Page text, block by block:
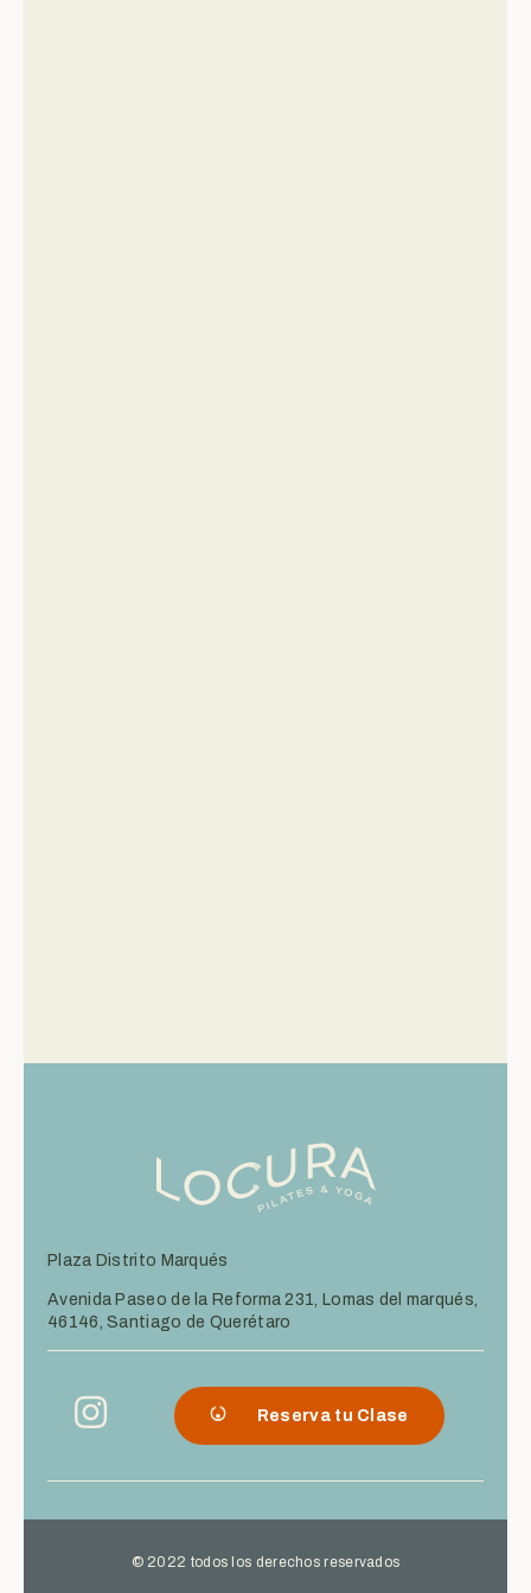
Plaza Distrito Marqués
Avenida Paseo de la Reforma 231, Lomas del marqués,
46146, Santiago de Querétaro
Reserva tu Clase
© 2022 todos los derechos reservados